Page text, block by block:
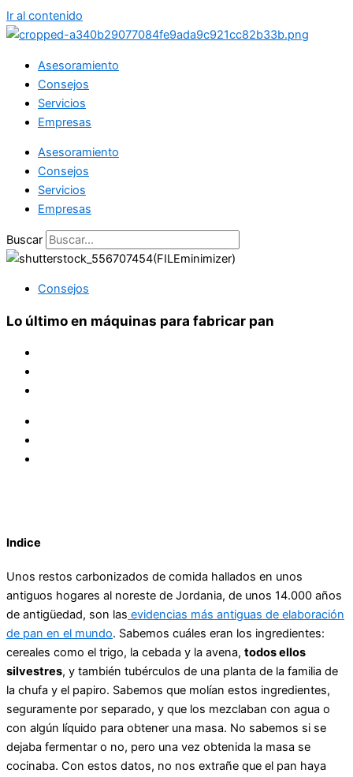
Ir al contenido
Asesoramiento
Consejos
Servicios
Empresas
Asesoramiento
Consejos
Servicios
Empresas
Buscar
Consejos
Lo último en máquinas para fabricar pan
Indice
Unos restos carbonizados de comida hallados en unos
antiguos hogares al noreste de Jordania, de unos 14.000 años
de antigüedad, son las evidencias más antiguas de elaboración
de pan en el mundo. Sabemos cuáles eran los ingredientes:
cereales como el trigo, la cebada y la avena, todos ellos
silvestres, y también tubérculos de una planta de la familia de
la chufa y el papiro. Sabemos que molían estos ingredientes,
seguramente por separado, y que los mezclaban con agua o
con algún líquido para obtener una masa. No sabemos si se
dejaba fermentar o no, pero una vez obtenida la masa se
cocinaba. Con estos datos, no nos extrañe que el pan haya